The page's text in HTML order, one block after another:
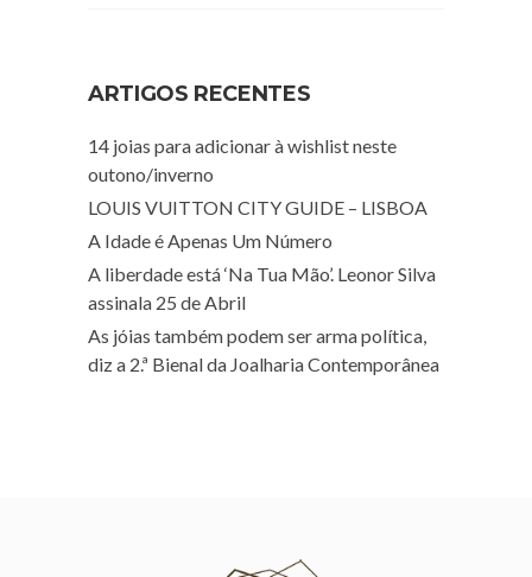
ARTIGOS RECENTES
14 joias para adicionar à wishlist neste
outono/inverno
LOUIS VUITTON CITY GUIDE – LISBOA
A Idade é Apenas Um Número
A liberdade está ‘Na Tua Mão’. Leonor Silva
assinala 25 de Abril
As jóias também podem ser arma política,
diz a 2.ª Bienal da Joalharia Contemporânea